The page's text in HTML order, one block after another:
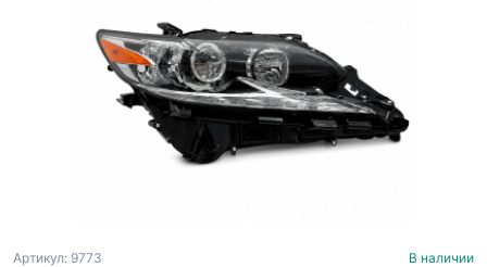
Артикул: 9773 В наличии